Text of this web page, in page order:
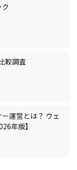
較調査
運営とは？ ウェ
年版】